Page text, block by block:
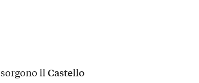
ilCastello